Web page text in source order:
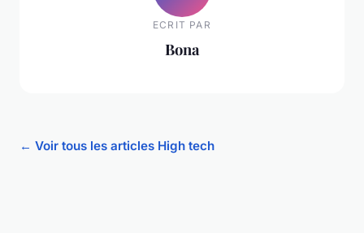
ECRIT PAR
Bona
← Voir tous les articles High tech